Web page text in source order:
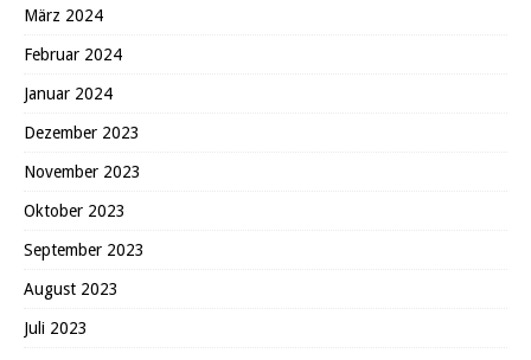
März 2024
Februar 2024
Januar 2024
Dezember 2023
November 2023
Oktober 2023
September 2023
August 2023
Juli 2023